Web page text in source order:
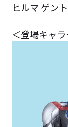
ヒルマ ゲン
＜登場キャ